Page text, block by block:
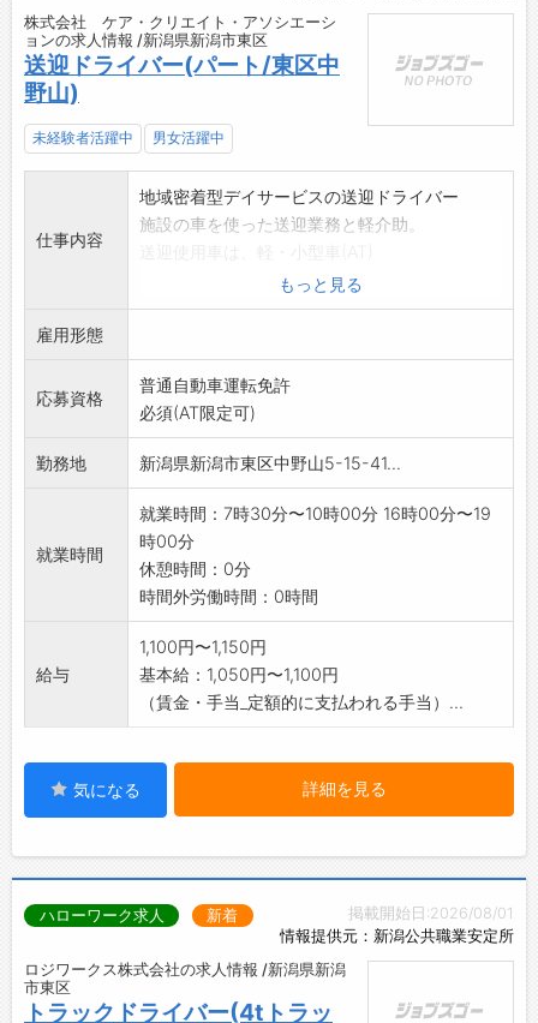
株式会社 ケア・クリエイト・アソシエーシ
ョンの求人情報 /新潟県新潟市東区
送迎ドライバー(パート/東区中
野山)
未経験者活躍中 男女活躍中
仕事内容
地域密着型デイサービスの送迎ドライバー
施設の車を使った送迎業務と軽介助。
もっと見る
雇用形態
応募資格
普通自動車運転免許
必須(AT限定可)
勤務地 新潟県新潟市東区中野山5-15-41...
就業時間
就業時間：7時30分〜10時00分 16時00分〜19
時00分
休憩時間：0分
時間外労働時間：0時間
給与
1,100円〜1,150円
基本給：1,050円〜1,100円
（賃金・手当_定額的に支払われる手当）...
気になる 詳細を見る
掲載開始日:2026/08/01
情報提供元：新潟公共職業安定所
ハローワーク求人 新着
ロジワークス株式会社の求人情報 /新潟県新潟
市東区
トラックドライバー(4tトラッ